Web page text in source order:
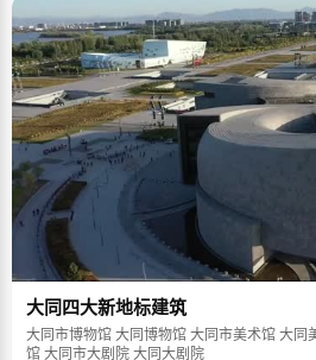
大同四大新地标建筑
大同市博物馆 大同博物馆 大同市美术馆 大同美术馆 大同市图书馆 大同图书
馆 大同市大剧院 大同大剧院